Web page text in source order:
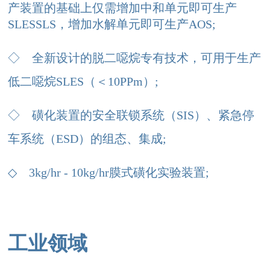
产装置的基础上仅需增加中和单元即可生产
SLESSLS，增加水解单元即可生产AOS;
◇ 全新设计的脱二噁烷专有技术，可用于生产
低二噁烷SLES（＜10PPm）;
◇ 磺化装置的安全联锁系统（SIS）、紧急停
车系统（ESD）的组态、集成;
◇ 3kg/hr - 10kg/hr膜式磺化实验装置;
工业领域